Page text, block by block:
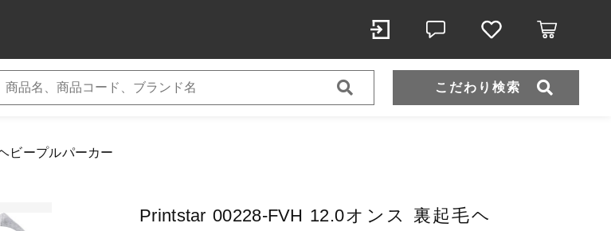
SLOTH US スポーツウェア（ドライ） スウェット
こだわり検索
ビープルパーカー
Printstar 00228-FVH 12.0オンス 裏起毛ヘ
オンス 裏起毛ヘビープルパーカー
子カテゴリ